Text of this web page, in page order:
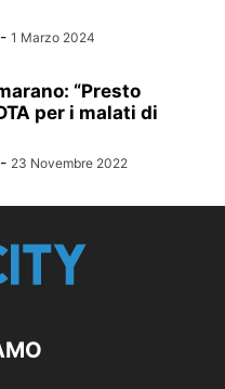
- 1 Marzo 2024
“Presto
per i malati di
- 23 Novembre 2022